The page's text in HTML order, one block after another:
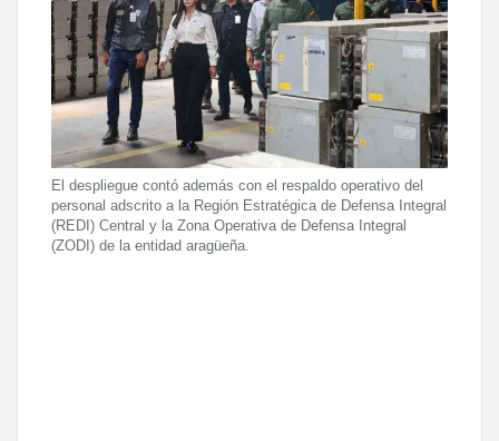
El despliegue contó además con el respaldo operativo del
personal adscrito a la Región Estratégica de Defensa Integral
(REDI) Central y la Zona Operativa de Defensa Integral
(ZODI) de la entidad aragüeña.